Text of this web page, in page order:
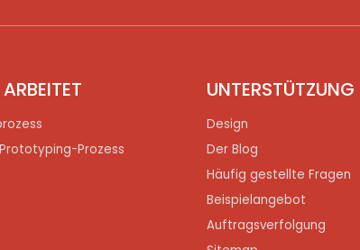
Prozess
UNTERSTÜTZUNG
Design
Der Blog
Häufig gestellte Fragen
Beispielangebot
Auftragsverfolgung